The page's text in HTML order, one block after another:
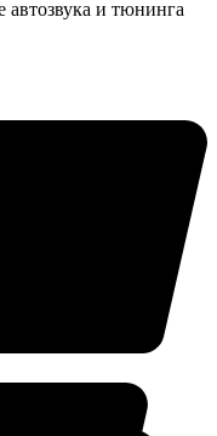
автозвука и тюнинга